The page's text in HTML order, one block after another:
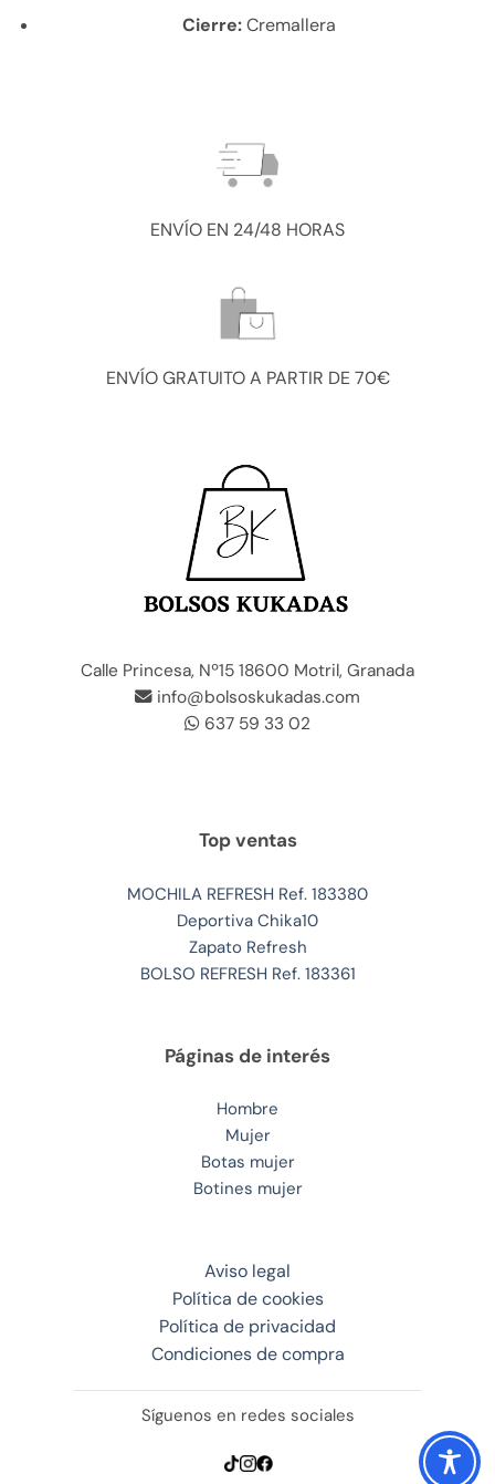
Cierre:Cremallera
ENVÍO EN 24/48 HORAS
ENVÍO GRATUITO A PARTIR DE 70€
Calle Princesa, Nº15 18600 Motril, Granada
info@bolsoskukadas.com
637 59 33 02
Top ventas
MOCHILA REFRESH Ref. 183380
Deportiva Chika10
Zapato Refresh
BOLSO REFRESH Ref. 183361
Páginas de interés
Hombre
Mujer
Botas mujer
Botines mujer
Aviso legal
Política de cookies
Política de privacidad
Condiciones de compra
Síguenos en redes sociales